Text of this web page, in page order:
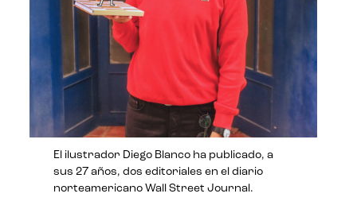
El ilustrador Diego Blanco ha publicado, a
sus 27 años, dos editoriales en el diario
norteamericano Wall Street Journal.